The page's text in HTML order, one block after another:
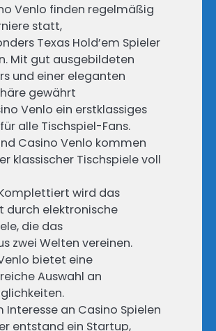
Venlo finden regelmäßig
statt,
Texas Hold’em Spieler
Mit gut ausgebildeten
und einer eleganten
gewährt
Venlo ein erstklassiges
alle Tischspiel-Fans.
Casino Venlo kommen
klassischer Tischspiele voll
wird das
durch elektronische
die das
zwei Welten vereinen.
bietet eine
Auswahl an
Interesse an Casino Spielen
entstand ein Startup,